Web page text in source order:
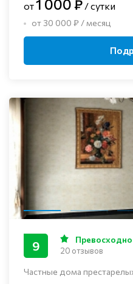
от1 000 ₽ / сутки
от 30 000 ₽ / месяц
Частные дома
9 Превосходно
20 отзывов